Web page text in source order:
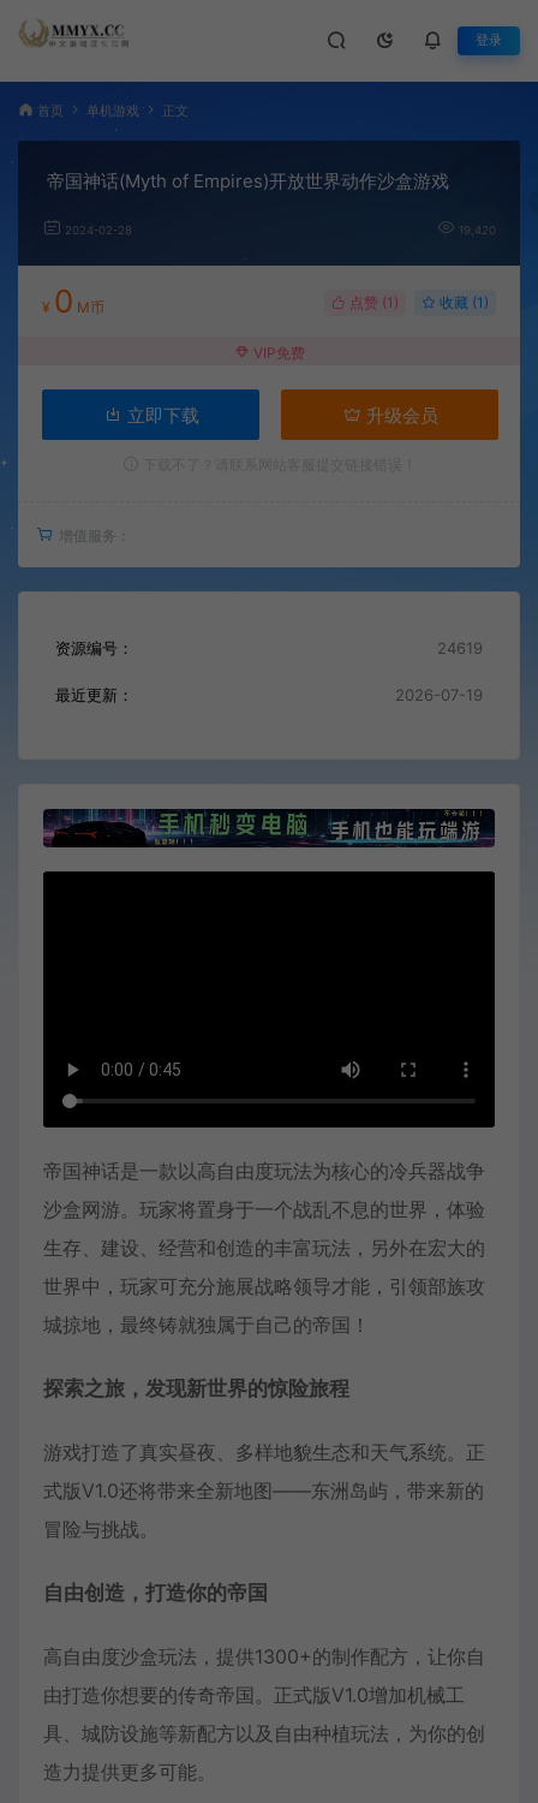
登录
首页 单机游戏 正文
帝国神话(Myth of Empires)开放世界动作沙盒游戏
2024-02-28 19,420
¥ 0 M币 点赞 (1 ) 收藏 (1)
VIP免费
立即下载 升级会员
增值服务：
资源编号： 24619
最近更新： 2026-07-19
帝国神话是一款以高自由度玩法为核心的冷兵器战争
沙盒网游。玩家将置身于一个战乱不息的世界，体验
生存、建设、经营和创造的丰富玩法，另外在宏大的
世界中，玩家可充分施展战略领导才能，引领部族攻
城掠地，最终铸就独属于自己的帝国！
探索之旅，发现新世界的惊险旅程
游戏打造了真实昼夜、多样地貌生态和天气系统。正
式版V1.0还将带来全新地图——东洲岛屿，带来新的
冒险与挑战。
自由创造，打造你的帝国
高自由度沙盒玩法，提供1300+的制作配方，让你自
由打造你想要的传奇帝国。正式版V1.0增加机械工
具、城防设施等新配方以及自由种植玩法，为你的创
造力提供更多可能。